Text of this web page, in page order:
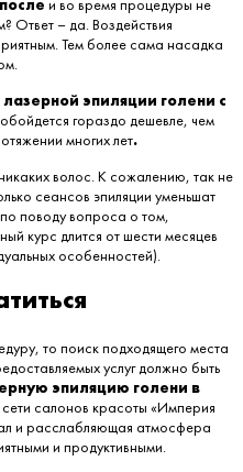
и во время процедуры не
Ответ – да. Воздействия
Тем более сама насадка
лазерной эпиляции голени с
гораздо дешевле, чем
многих лет.
волос. К сожалению, так не
сеансов эпиляции уменьшат
поводу вопроса о том,
курс длится от шести месяцев
особенностей).
то поиск подходящего места
услуг должно быть
эпиляцию голени в
сети салонов красоты «Империя
и расслабляющая атмосфера
и продуктивными.